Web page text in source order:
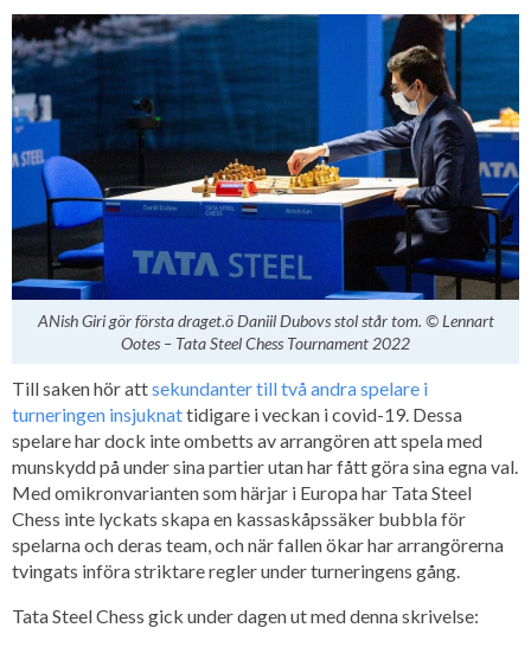
ANish Giri gör första draget.ö Daniil Dubovs stol står tom. © Lennart
Ootes – Tata Steel Chess Tournament 2022
Till saken hör attsekundanter till två andra spelare i
turneringen insjuknattidigare i veckan i covid-19. Dessa
spelare har dock inte ombetts av arrangören att spela med
munskydd på under sina partier utan har fått göra sina egna val.
Med omikronvarianten som härjar i Europa har Tata Steel
Chess inte lyckats skapa en kassaskåpssäker bubbla för
spelarna och deras team, och när fallen ökar har arrangörerna
tvingats införa striktare regler under turneringens gång.
Tata Steel Chess gick under dagen ut med denna skrivelse: